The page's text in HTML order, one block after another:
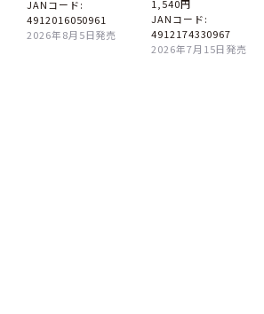
JANコード:
4912016050961
2026年8月5日発売
1,540円
JANコード:
4912174330967
2026年7月15日発売